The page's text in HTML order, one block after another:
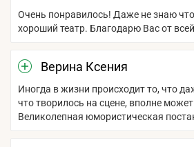
Очень понравилось! Даже не знаю
хороший театр. Благодарю Вас от
Верина Ксения
Иногда в жизни происходит то, что
что творилось на сцене, вполне
Великолепная юмористическая